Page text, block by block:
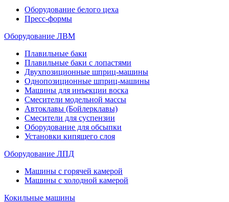
Оборудование белого цеха
Пресс-формы
Оборудование ЛВМ
Плавильные баки
Плавильные баки с лопастями
Двухпозиционные шприц-машины
Однопозиционные шприц-машины
Машины для инъекции воска
Смесители модельной массы
Автоклавы (Бойлерклавы)
Смесители для суспензии
Оборудование для обсыпки
Установки кипящего слоя
Оборудование ЛПД
Машины с горячей камерой
Машины с холодной камерой
Кокильные машины